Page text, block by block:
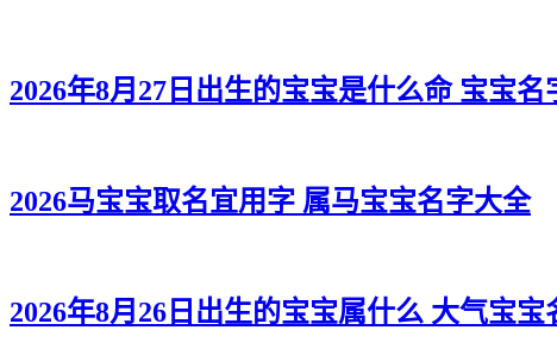
2026年8月27日出生的宝宝是什么命 宝宝名
2026马宝宝取名宜用字 属马宝宝名字大全
2026年8月26日出生的宝宝属什么 大气宝宝